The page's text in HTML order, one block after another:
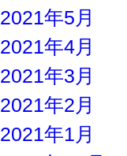
2021年5月
2021年4月
2021年3月
2021年2月
2021年1月